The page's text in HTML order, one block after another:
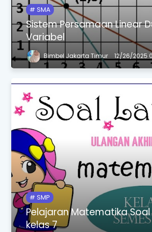
SMA
Sistem Persamaan Linear
Variabel
Bimbel Jakarta Timur 12/26/2025
SMP
Pelajaran Matematika Soal
kelas 7